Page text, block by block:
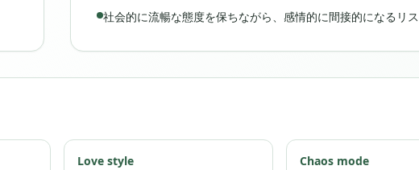
社会的に流暢な態度を保ちながら、感情的に間接的になるリ
Love style
Chaos mode